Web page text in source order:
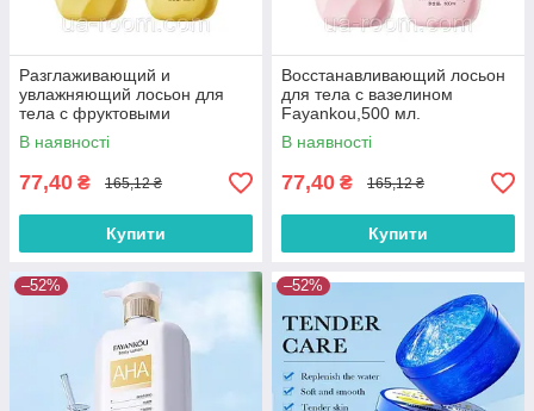
Разглаживающий и
увлажняющий лосьон для
тела с фруктовыми
кислотами Fayankou, 500 мл.
В наявності
77,40 ₴ 165,12 ₴
Купити
Восстанавливающий лосьон
для тела с вазелином
Fayankou,500 мл.
В наявності
77,40 ₴ 165,12 ₴
Купити
–52% –52%